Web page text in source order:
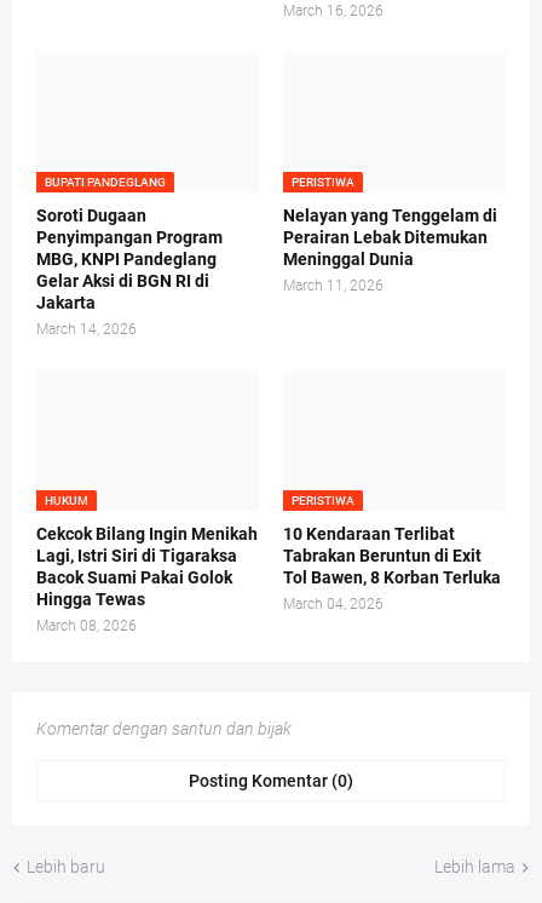
March 16, 2026
BUPATI PANDEGLANG
Soroti Dugaan
Penyimpangan Program
MBG, KNPI Pandeglang
Gelar Aksi di BGN RI di
Jakarta
March 14, 2026
PERISTIWA
Nelayan yang Tenggelam di
Perairan Lebak Ditemukan
Meninggal Dunia
March 11, 2026
HUKUM
Cekcok Bilang Ingin Menikah
Lagi, Istri Siri di Tigaraksa
Bacok Suami Pakai Golok
Hingga Tewas
March 08, 2026
PERISTIWA
10 Kendaraan Terlibat
Tabrakan Beruntun di Exit
Tol Bawen, 8 Korban Terluka
March 04, 2026
Komentar dengan santun dan bijak
Posting Komentar (0)
Lebih baru Lebih lama